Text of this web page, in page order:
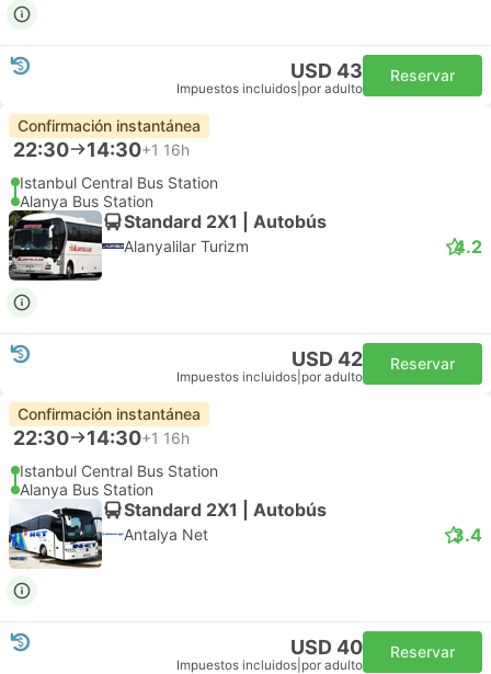
USD 43
Impuestos incluidos por adulto
Reservar
Confirmación instantánea
22:30 14:30+1 16h
Istanbul Central Bus Station
Alanya Bus Station
Standard 2X1 | Autobús
Alanyalilar Turizm 4.2
USD 42
Impuestos incluidos por adulto
Reservar
Confirmación instantánea
22:30 14:30+1 16h
Istanbul Central Bus Station
Alanya Bus Station
Standard 2X1 | Autobús
Antalya Net 3.4
USD 40
Impuestos incluidos por adulto
Reservar